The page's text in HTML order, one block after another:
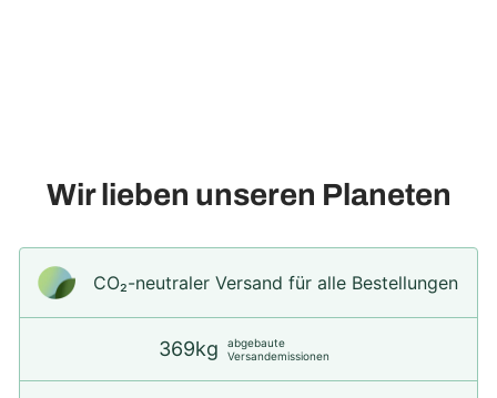
Wir lieben unseren Planeten
CO₂-neu­t­raler Versand für alle Bestellungen
369kg
abgebaute
Versandemissionen